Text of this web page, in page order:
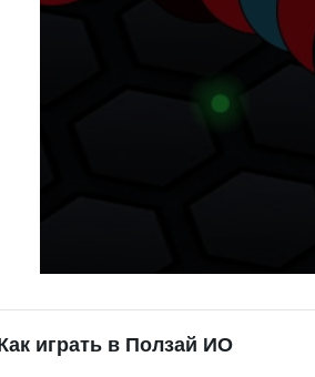
играть в Ползай ИО